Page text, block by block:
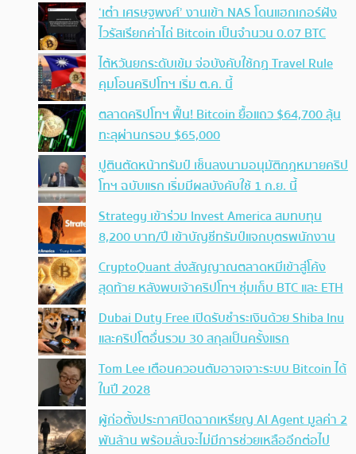
‘เต๋า เศรษฐพงศ์’ งานเข้า NAS โดนแฮกเกอร์ฝัง
ไวรัสเรียกค่าไถ่ Bitcoin เป็นจำนวน 0.07 BTC
ไต้หวันยกระดับเข้ม จ่อบังคับใช้กฏ Travel Rule
คุมโอนคริปโทฯ เริ่ม ต.ค. นี้
ตลาดคริปโทฯ ฟื้น! Bitcoin ยื้อแถว $64,700 ลุ้น
ทะลุผ่านกรอบ $65,000
ปูตินตัดหน้าทรัมป์ เซ็นลงนามอนุมัติกฎหมายคริป
โทฯ ฉบับแรก เริ่มมีผลบังคับใช้ 1 ก.ย. นี้
Strategy เข้าร่วม Invest America สมทบทุน
8,200 บาท/ปี เข้าบัญชีทรัมป์แจกบุตรพนักงาน
CryptoQuant ส่งสัญญาณตลาดหมีเข้าสู่โค้ง
สุดท้าย หลังพบเจ้าคริปโทฯ ซุ่มเก็บ BTC และ ETH
Dubai Duty Free เปิดรับชำระเงินด้วย Shiba Inu
และคริปโตอื่นรวม 30 สกุลเป็นครั้งแรก
Tom Lee เตือนควอนตัมอาจเจาะระบบ Bitcoin ได้
ในปี 2028
ผู้ก่อตั้งประกาศปิดฉากเหรียญ AI Agent มูลค่า 2
พันล้าน พร้อมลั่นจะไม่มีการช่วยเหลืออีกต่อไป